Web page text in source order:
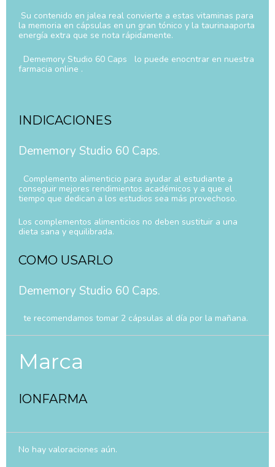
Su contenido en jalea real convierte a estas vitaminas para
la memoria en cápsulas en un gran tónico y la taurinaaporta
energía extra que se nota rápidamente.
Dememory Studio 60 Caps lo puede enocntrar en nuestra
farmacia online .
INDICACIONES
Dememory Studio 60 Caps.
Complemento alimenticio para ayudar al estudiante a
conseguir mejores rendimientos académicos y a que el
tiempo que dedican a los estudios sea más provechoso.
Los complementos alimenticios no deben sustituir a una
dieta sana y equilibrada.
COMO USARLO
Dememory Studio 60 Caps.
te recomendamos tomar 2 cápsulas al día por la mañana.
Marca
IONFARMA
No hay valoraciones aún.